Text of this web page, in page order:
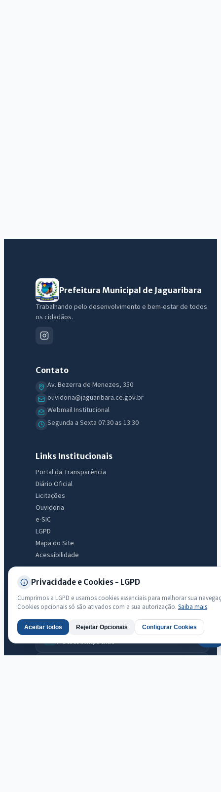
Prefeitura Municipal de Jaguaribara
Trabalhando pelo desenvolvimento e bem-estar de todos
os cidadãos.
Contato
Av. Bezerra de Menezes, 350
ouvidoria@jaguaribara.ce.gov.br
Webmail Institucional
Segunda a Sexta 07:30 as 13:30
Links Institucionais
Portal da Transparência
Diário Oficial
Licitações
Ouvidoria
e-SIC
LGPD
Mapa do Site
Acessibilidade
Transparência
Radar da Transparência Pública
Diagnóstico Atricon
Índice de transparência
Privacidade e Cookies - LGPD
Cumprimos a LGPD e usamos cookies essenciais para melhorar sua
Cookies opcionais só são ativados com a sua autorização. Saiba mais.
Aceitar todos Rejeitar Opcionais Configurar Cookies
IntGest AI
Olá. Pergunte sobre serviços, notícias, legislação, Diário Oficial,
licitações, estrutura ou transparência do município.